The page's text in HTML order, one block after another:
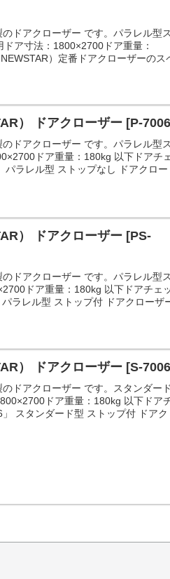
ドアクローザー です。パラレル型ス
ア寸法：1800×2700ドア重量：
）定番ドアクローザーのス
） ドアクローザー [P-
ドアクローザー です。パラレル型ス
ドア重量：180kg 以下ドアチ
パラレル型 ストップなし ドアクロー
） ドアクローザー [PS-
ドアクローザー です。パラレル型ス
ドア重量：180kg 以下ドアチェ
ラレル型 ストップ付 ドアクローザ
） ドアクローザー [S-
ドアクローザー です。スタンダード
ドア重量：180kg 以下ドア
スタンダード型 ストップ付 ドアク